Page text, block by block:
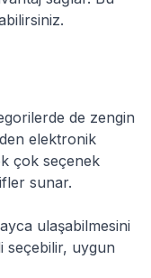
de zengin
elektronik
çok seçenek
sunar.
ulaşabilmesini
seçebilir, uygun